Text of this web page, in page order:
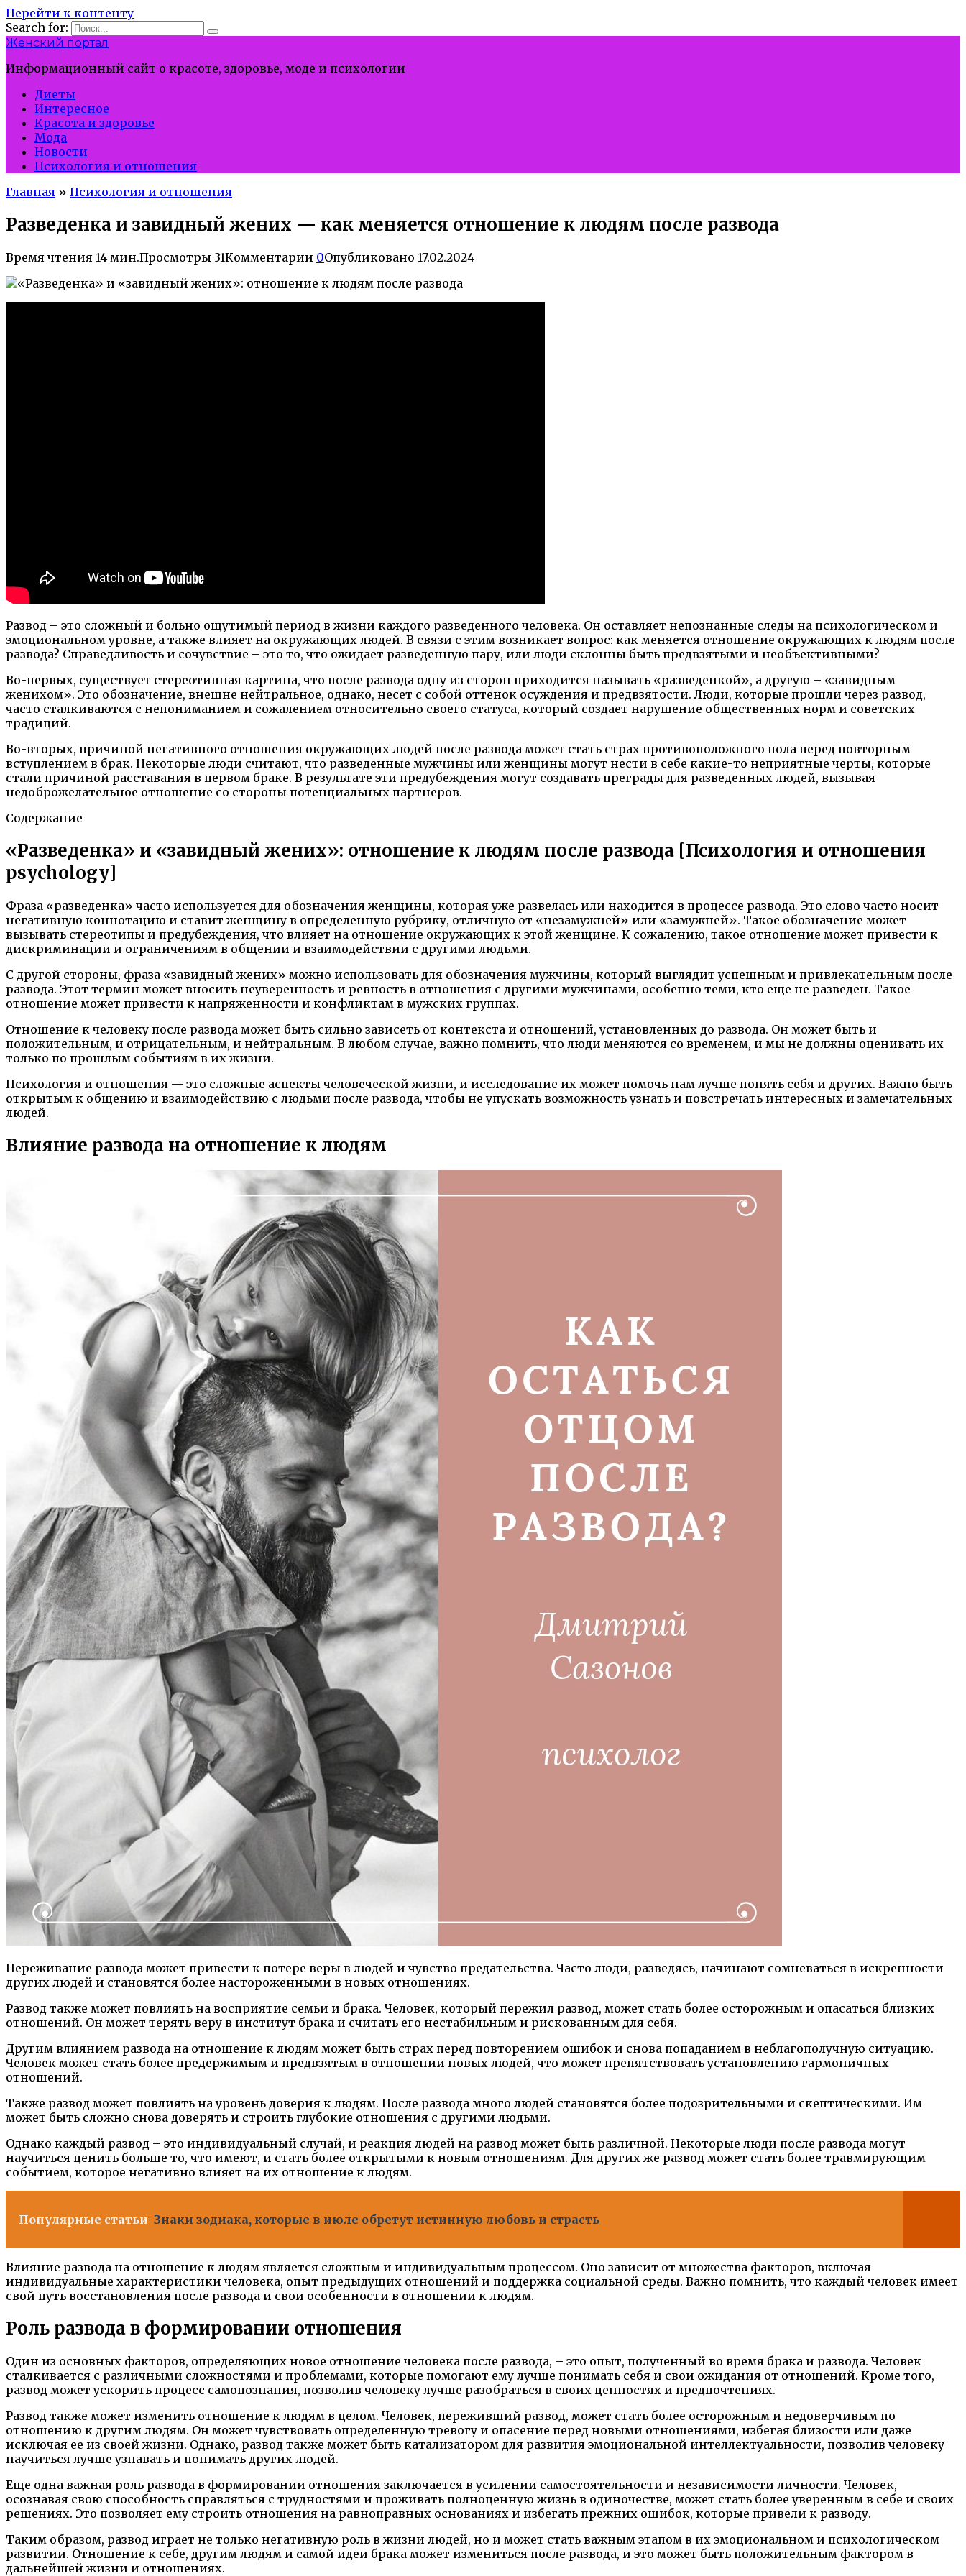
Перейти к контенту
Search for:
Женский портал
Информационный сайт о красоте, здоровье, моде и психологии
Диеты
Интересное
Красота и здоровье
Мода
Новости
Психология и отношения
Главная » Психология и отношения
Разведенка и завидный жених — как меняется отношение к людям после развода
Время чтения 14 мин.Просмотры 31Комментарии 0Опубликовано 17.02.2024
Развод – это сложный и больно ощутимый период в жизни каждого разведенного человека. Он оставляет непознанные следы на психологическом и
эмоциональном уровне, а также влияет на окружающих людей. В связи с этим возникает вопрос: как меняется отношение окружающих к людям после
развода? Справедливость и сочувствие – это то, что ожидает разведенную пару, или люди склонны быть предвзятыми и необъективными?
Во-первых, существует стереотипная картина, что после развода одну из сторон приходится называть «разведенкой», а другую – «завидным
женихом». Это обозначение, внешне нейтральное, однако, несет с собой оттенок осуждения и предвзятости. Люди, которые прошли через развод,
часто сталкиваются с непониманием и сожалением относительно своего статуса, который создает нарушение общественных норм и советских
традиций.
Во-вторых, причиной негативного отношения окружающих людей после развода может стать страх противоположного пола перед повторным
вступлением в брак. Некоторые люди считают, что разведенные мужчины или женщины могут нести в себе какие-то неприятные черты, которые
стали причиной расставания в первом браке. В результате эти предубеждения могут создавать преграды для разведенных людей, вызывая
недоброжелательное отношение со стороны потенциальных партнеров.
Содержание
«Разведенка» и «завидный жених»: отношение к людям после развода [Психология и отношения
psychology]
Фраза «разведенка» часто используется для обозначения женщины, которая уже развелась или находится в процессе развода. Это слово часто носит
негативную коннотацию и ставит женщину в определенную рубрику, отличную от «незамужней» или «замужней». Такое обозначение может
вызывать стереотипы и предубеждения, что влияет на отношение окружающих к этой женщине. К сожалению, такое отношение может привести к
дискриминации и ограничениям в общении и взаимодействии с другими людьми.
С другой стороны, фраза «завидный жених» можно использовать для обозначения мужчины, который выглядит успешным и привлекательным после
развода. Этот термин может вносить неуверенность и ревность в отношения с другими мужчинами, особенно теми, кто еще не разведен. Такое
отношение может привести к напряженности и конфликтам в мужских группах.
Отношение к человеку после развода может быть сильно зависеть от контекста и отношений, установленных до развода. Он может быть и
положительным, и отрицательным, и нейтральным. В любом случае, важно помнить, что люди меняются со временем, и мы не должны оценивать их
только по прошлым событиям в их жизни.
Психология и отношения — это сложные аспекты человеческой жизни, и исследование их может помочь нам лучше понять себя и других. Важно быть
открытым к общению и взаимодействию с людьми после развода, чтобы не упускать возможность узнать и повстречать интересных и замечательных
людей.
Влияние развода на отношение к людям
Переживание развода может привести к потере веры в людей и чувство предательства. Часто люди, разведясь, начинают сомневаться в искренности
других людей и становятся более настороженными в новых отношениях.
Развод также может повлиять на восприятие семьи и брака. Человек, который пережил развод, может стать более осторожным и опасаться близких
отношений. Он может терять веру в институт брака и считать его нестабильным и рискованным для себя.
Другим влиянием развода на отношение к людям может быть страх перед повторением ошибок и снова попаданием в неблагополучную ситуацию.
Человек может стать более предержимым и предвзятым в отношении новых людей, что может препятствовать установлению гармоничных
отношений.
Также развод может повлиять на уровень доверия к людям. После развода много людей становятся более подозрительными и скептическими. Им
может быть сложно снова доверять и строить глубокие отношения с другими людьми.
Однако каждый развод – это индивидуальный случай, и реакция людей на развод может быть различной. Некоторые люди после развода могут
научиться ценить больше то, что имеют, и стать более открытыми к новым отношениям. Для других же развод может стать более травмирующим
событием, которое негативно влияет на их отношение к людям.
Популярные статьи Знаки зодиака, которые в июле обретут истинную любовь и страсть
Влияние развода на отношение к людям является сложным и индивидуальным процессом. Оно зависит от множества факторов, включая
индивидуальные характеристики человека, опыт предыдущих отношений и поддержка социальной среды. Важно помнить, что каждый человек имеет
свой путь восстановления после развода и свои особенности в отношении к людям.
Роль развода в формировании отношения
Один из основных факторов, определяющих новое отношение человека после развода, – это опыт, полученный во время брака и развода. Человек
сталкивается с различными сложностями и проблемами, которые помогают ему лучше понимать себя и свои ожидания от отношений. Кроме того,
развод может ускорить процесс самопознания, позволив человеку лучше разобраться в своих ценностях и предпочтениях.
Развод также может изменить отношение к людям в целом. Человек, переживший развод, может стать более осторожным и недоверчивым по
отношению к другим людям. Он может чувствовать определенную тревогу и опасение перед новыми отношениями, избегая близости или даже
исключая ее из своей жизни. Однако, развод также может быть катализатором для развития эмоциональной интеллектуальности, позволив человеку
научиться лучше узнавать и понимать других людей.
Еще одна важная роль развода в формировании отношения заключается в усилении самостоятельности и независимости личности. Человек,
осознавая свою способность справляться с трудностями и проживать полноценную жизнь в одиночестве, может стать более уверенным в себе и своих
решениях. Это позволяет ему строить отношения на равноправных основаниях и избегать прежних ошибок, которые привели к разводу.
Таким образом, развод играет не только негативную роль в жизни людей, но и может стать важным этапом в их эмоциональном и психологическом
развитии. Отношение к себе, другим людям и самой идеи брака может измениться после развода, и это может быть положительным фактором в
дальнейшей жизни и отношениях.